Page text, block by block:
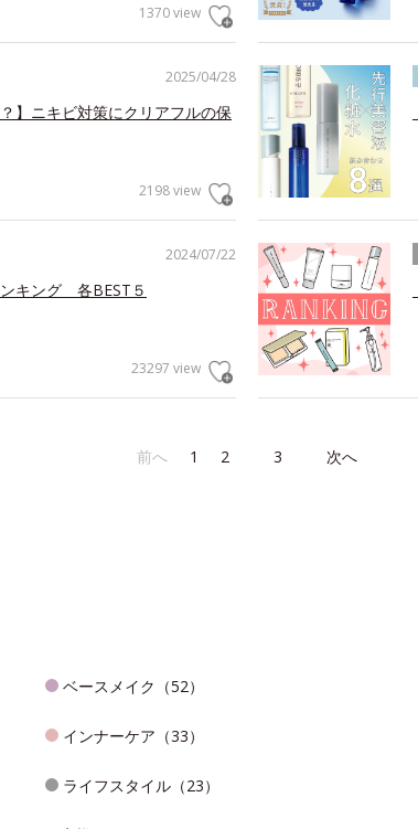
1370 view
2025/04/28
】ニキビ対策にクリアフルの保
2198 view
2024/07/22
キング 各BEST５
23297 view
前へ 1 2 3 次へ
ベースメイク（52）
インナーケア（33）
ライフスタイル（23）